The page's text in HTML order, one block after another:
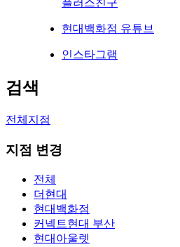
플러스친구
현대백화점 유튜브
인스타그램
검색
전체지점
지점 변경
전체
더현대
현대백화점
커넥트현대 부산
현대아울렛